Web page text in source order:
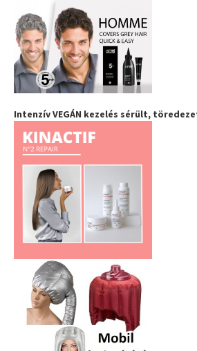
Intenzív VEGÁN kezelés sérült,